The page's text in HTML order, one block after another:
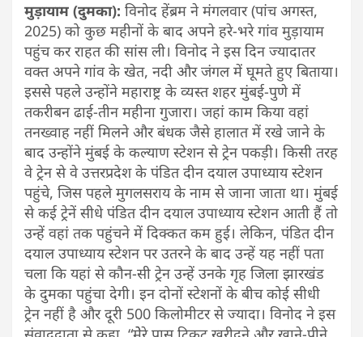
मुड़ायाम (दुमका): विनोद हेंब्रम ने मंगलवार (पांच अगस्त,
2025) को कुछ महीनों के बाद अपने हरे-भरे गांव मुड़ायाम
पहुंच कर राहत की सांस ली। विनोद ने इस दिन ज्यादातर
वक्त अपने गांव के खेत, नदी और जंगल में घूमते हुए बिताया।
इससे पहले उन्होंने महाराष्ट्र के व्यस्त शहर मुंबई-पुणे में
तकरीबन ढाई-तीन महीना गुजारा। जहां काम किया वहां
तनख्वाह नहीं मिलने और बंधक जैसे हालात में रखे जाने के
बाद उन्होंने मुंबई के कल्याण स्टेशन से ट्रेन पकड़ी। किसी तरह
वे ट्रेन से वे उत्तरप्रदेश के पंडित दीन दयाल उपाध्याय स्टेशन
पहुंचे, जिस पहले मुगलसराय के नाम से जाना जाता था। मुंबई
से कई ट्रेनें सीधे पंडित दीन दयाल उपाध्याय स्टेशन आती हैं तो
उन्हें वहां तक पहुंचने में दिक्कत कम हुई। लेकिन, पंडित दीन
दयाल उपाध्याय स्टेशन पर उतरने के बाद उन्हें यह नहीं पता
चला कि यहां से कौन-सी ट्रेन उन्हें उनके गृह जिला झारखंड
के दुमका पहुंचा देगी। इन दोनों स्टेशनों के बीच कोई सीधी
ट्रेन नहीं है और दूरी 500 किलोमीटर से ज्यादा। विनोद ने इस